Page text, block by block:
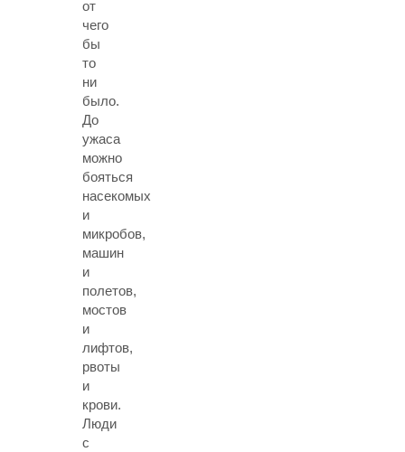
от
чего
бы
то
ни
было.
До
ужаса
можно
бояться
насекомых
и
микробов,
машин
и
полетов,
мостов
и
лифтов,
рвоты
и
крови.
Люди
с